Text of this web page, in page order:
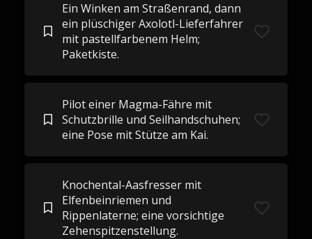
Ein Winken am Straßenrand, dann
ein plüschiger Axolotl-Lieferfahrer
mit pastellfarbenem Helm;
Paketkiste.
Pilot einer Magma-Fähre mit
Schutzbrille und Seilhandschuhen;
eine Pose mit Stütze am Kai.
Knochental-Aasfresser mit
Elfenbeinriemen und
Rippenlaterne; eine vorsichtige
Zehenspitzenstellung.